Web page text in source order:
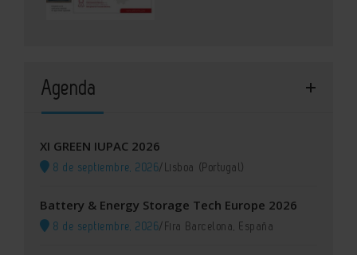
Agenda
XI GREEN IUPAC 2026
8 de septiembre, 2026/ Lisboa (Portugal)
Battery & Energy Storage Tech Europe 2026
8 de septiembre, 2026/ Fira Barcelona, España